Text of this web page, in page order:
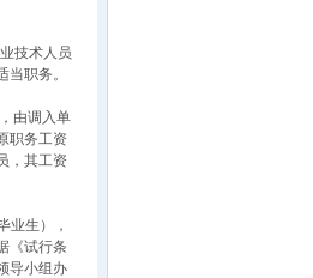
技术人员
职务。
由调入单
职务工资
，其工资
业生），
《试行条
导小组办